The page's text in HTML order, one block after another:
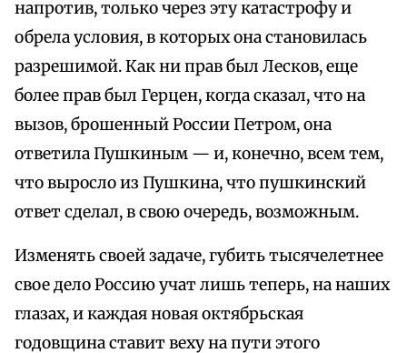
напротив, только через эту катастрофу и
обрела условия, в которых она становилась
разрешимой. Как ни прав был Лесков, еще
более прав был Герцен, когда сказал, что на
вызов, брошенный России Петром, она
ответила Пушкиным — и, конечно, всем тем,
что выросло из Пушкина, что пушкинский
ответ сделал, в свою очередь, возможным.
Изменять своей задаче, губить тысячелетнее
свое дело Россию учат лишь теперь, на наших
глазах, и каждая новая октябрьская
годовщина ставит веху на пути этого